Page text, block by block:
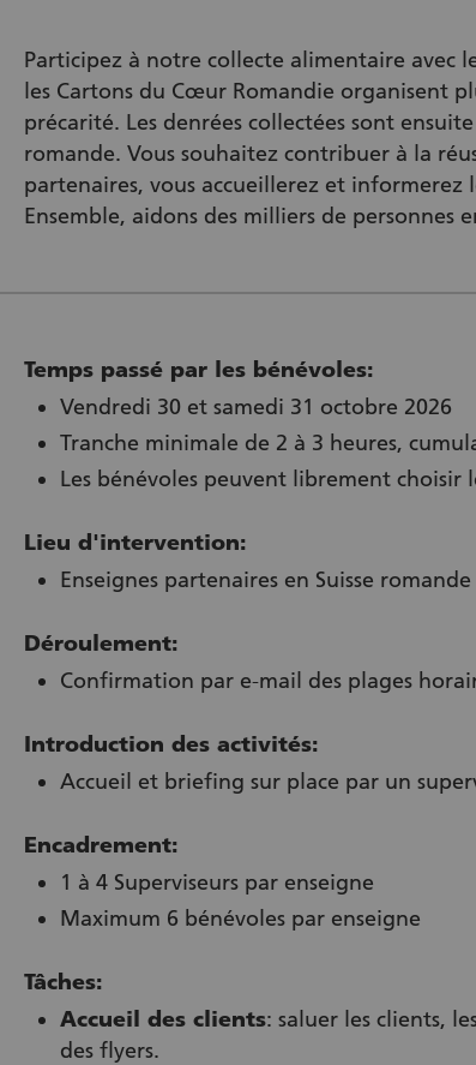
Participez à notre collecte alimentaire avec
les Cartons du Cœur Romandie organisent
précarité. Les denrées collectées sont
romande. Vous souhaitez contribuer à la
partenaires, vous accueillerez et informerez
Ensemble, aidons des milliers de personnes
Temps passé par les bénévoles:
Vendredi 30 et samedi 31 octobre 2026
Tranche minimale de 2 à 3 heures,
Les bénévoles peuvent librement
Lieu d'intervention:
Enseignes partenaires en Suisse
Déroulement:
Confirmation par e-mail des plages
Introduction des activités:
Accueil et briefing sur place par un
Encadrement:
1 à 4 Superviseurs par enseigne
Maximum 6 bénévoles par enseigne
Tâches:
Accueil des clients: saluer les clients,
des flyers.